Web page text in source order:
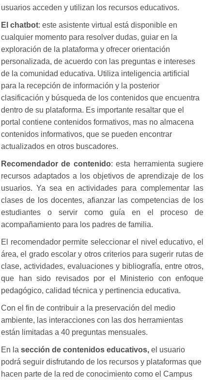
usuarios acceden y utilizan los recursos educativos.
El chatbot: este asistente virtual está disponible en
cualquier momento para resolver dudas, guiar en la
exploración de la plataforma y ofrecer orientación
personalizada, de acuerdo con las preguntas e intereses
de la comunidad educativa. Utiliza inteligencia artificial
para la recepción de información y la posterior
clasificación y búsqueda de los contenidos que encuentra
dentro de su plataforma. Es importante resaltar que el
portal contiene contenidos formativos, mas no almacena
contenidos informativos, que se pueden encontrar
actualizados en otros buscadores.
Recomendador de contenido: esta herramienta sugiere
recursos adaptados a los objetivos de aprendizaje de los
usuarios. Ya sea en actividades para complementar las
clases de los docentes, afianzar las competencias de los
estudiantes o servir como guía en el proceso de
acompañamiento para los padres de familia.
El recomendador permite seleccionar el nivel educativo, el
área, el grado escolar y otros criterios para sugerir rutas de
clase, actividades, evaluaciones y bibliografía, entre otros,
que han sido revisados por el Ministerio con enfoque
pedagógico, calidad técnica y pertinencia educativa.
Con el fin de contribuir a la preservación del medio
ambiente, las interacciones con las dos herramientas
están limitadas a 40 preguntas mensuales.
En la sección de contenidos educativos, el usuario
podrá seguir disfrutando de los recursos y plataformas que
hacen parte de la red de conocimiento como el Campus